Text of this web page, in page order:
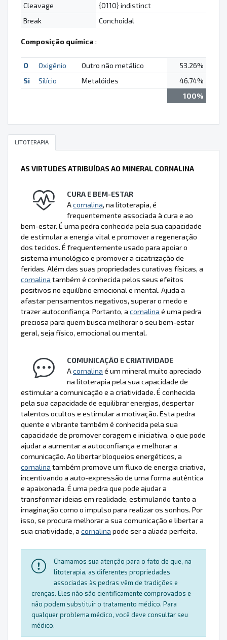
Cleavage
{0110} indistinct
Break
Conchoidal
Composição química :
O Oxigênio Outro não metálico
53.26%
Si
Silício Metalóides
46.74%
100%
LITOTERAPIA
AS VIRTUDES ATRIBUÍDAS AO MINERAL CORNALINA
CURA E BEM-ESTAR
Acornalina, na litoterapia, é
frequentemente associada à cura e ao
bem-estar. É uma pedra conhecida pela sua capacidade
de estimular a energia vital e promover a regeneração
dos tecidos. É frequentemente usado para apoiar o
sistema imunológico e promover a cicatrização de
feridas. Além das suas propriedades curativas físicas, a
cornalina também é conhecida pelos seus efeitos
positivos no equilíbrio emocional e mental. Ajuda a
afastar pensamentos negativos, superar o medo e
trazer autoconfiança. Portanto, a cornalina é uma pedra
preciosa para quem busca melhorar o seu bem-estar
geral, seja físico, emocional ou mental.
COMUNICAÇÃO E CRIATIVIDADE
Acornalina é um mineral muito apreciado
na litoterapia pela sua capacidade de
estimular a comunicação e a criatividade. É conhecida
pela sua capacidade de equilibrar energias, despertar
talentos ocultos e estimular a motivação. Esta pedra
quente e vibrante também é conhecida pela sua
capacidade de promover coragem e iniciativa, o que pode
ajudar a aumentar a autoconfiança e melhorar a
comunicação. Ao libertar bloqueios energéticos, a
cornalina também promove um fluxo de energia criativa,
incentivando a auto-expressão de uma forma autêntica
e apaixonada. É uma pedra que pode ajudar a
transformar ideias em realidade, estimulando tanto a
imaginação como o impulso para realizar os sonhos. Por
isso, se procura melhorar a sua comunicação e libertar a
sua criatividade, a cornalina pode ser a aliada perfeita.
Chamamos sua atenção para o fato de que, na
litoterapia, as diferentes propriedades
associadas às pedras vêm de tradições e
crenças. Eles não são cientificamente comprovados e
não podem substituir o tratamento médico. Para
qualquer problema médico, você deve consultar seu
médico.